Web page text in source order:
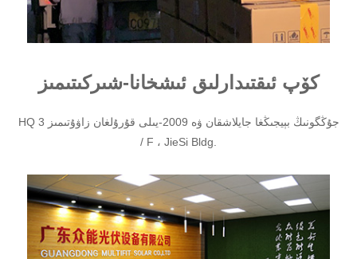
كۆپ ئىقتىدارلىق ئىشخانا-شىركىتىمىز
HQ جۇڭگونىڭ بېيجىڭغا جايلاشقان ۋە 2009-يىلى قۇرۇلغان
زاۋۇتىمىز 3
/ F ، JieSi Bldg.